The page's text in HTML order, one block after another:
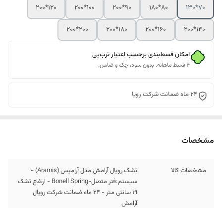
70*130
80*180
90*200
100*200
120*200
140*200
160*200
180*200
200*200
امکان قسط‌بندی برحسب اعتبار ترب‌پی
۴ قسط ماهانه. بدون سود، چک و ضامن.
24 ماه ضمانت شرکت رویا
مشخصات
مشخصات کالا
تشک رویال آرامش مدل آرامیس (Aramis) -
سیستم:فنر متصل-Bonell Spring - ارتفاع تشک
19 سانتی متر - 24 ماه ضمانت شرکت رویال
آرامش